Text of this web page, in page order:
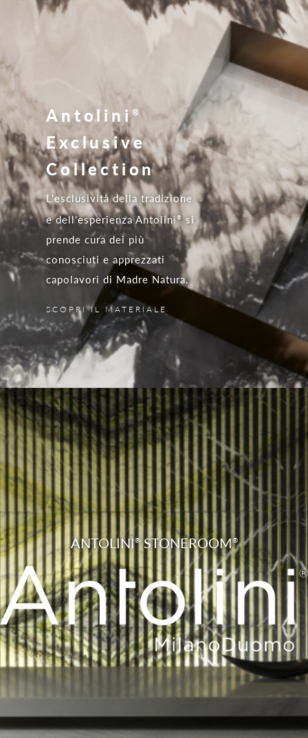
Antolini®
Exclusive
Collection
L'esclusività della tradizione
e dell'esperienza Antolini® si
prende cura dei più
conosciuti e apprezzati
capolavori di Madre Natura.
SCOPRI IL MATERIALE
ANTOLINI®STONEROOM®